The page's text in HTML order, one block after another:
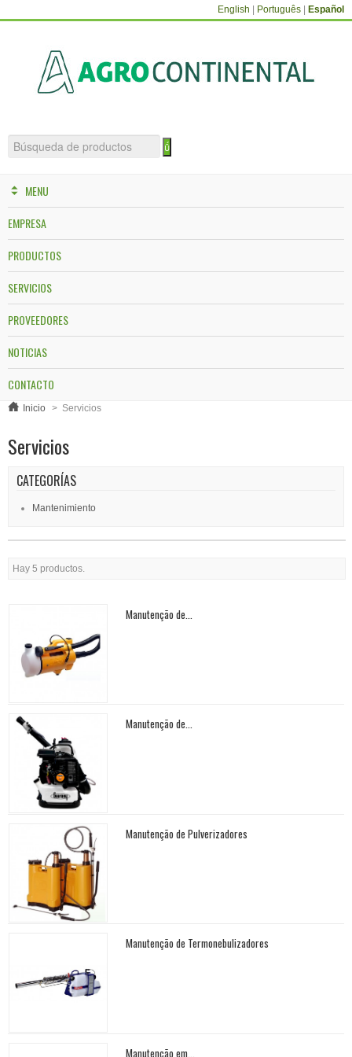
English Português Español
MENU
EMPRESA
PRODUCTOS
SERVICIOS
PROVEEDORES
NOTICIAS
CONTACTO
Inicio > Servicios
Servicios
CATEGORÍAS
Mantenimiento
Hay 5 productos.
Manutenção de...
Manutenção de...
Manutenção de Pulverizadores
Manutenção de Termonebulizadores
Manutenção em...